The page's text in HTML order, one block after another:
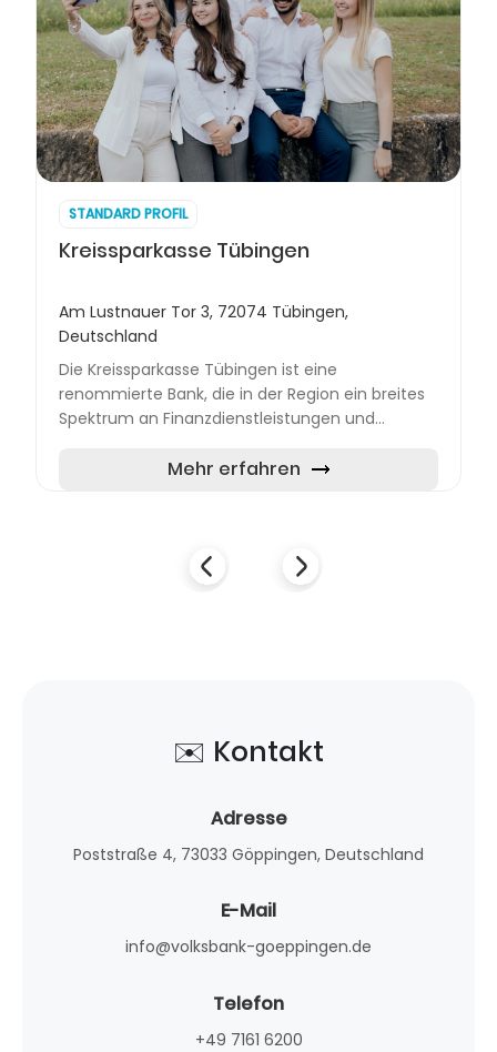
STANDARD PROFIL
Kreissparkasse Tübingen
Am Lustnauer Tor 3, 72074 Tübingen,
Deutschland
Die Kreissparkasse Tübingen ist eine
renommierte Bank, die in der Region ein breites
Spektrum an Finanzdienstleistungen und
und Firmenkunden stellt die...
Mehr erfahren
✉️ Kontakt
Adresse
Poststraße 4, 73033 Göppingen, Deutschland
E-Mail
info@volksbank-goeppingen.de
Telefon
+49 7161 6200